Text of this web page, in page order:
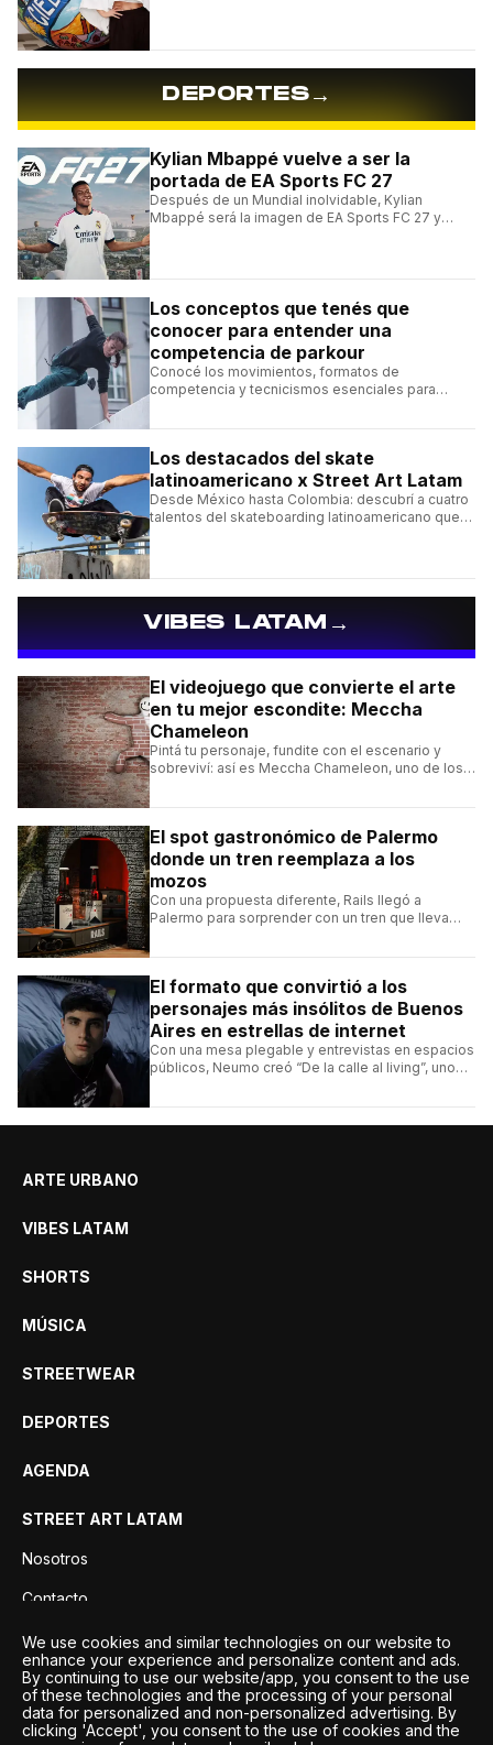
DEPORTES→
Kylian Mbappé vuelve a ser la
portada de EA Sports FC 27
Después de un Mundial inolvidable, Kylian
Mbappé será la imagen de EA Sports FC 27 y
Los conceptos que tenés que
conocer para entender una
competencia de parkour
Conocé los movimientos, formatos de
competencia y tecnicismos esenciales para
Los destacados del skate
latinoamericano x Street Art Latam
Desde México hasta Colombia: descubrí a cuatro
talentos del skateboarding latinoamericano que
VIBES LATAM→
El videojuego que convierte el arte
en tu mejor escondite: Meccha
Chameleon
Pintá tu personaje, fundite con el escenario y
sobreviví: así es Meccha Chameleon, uno de los
El spot gastronómico de Palermo
donde un tren reemplaza a los
mozos
Con una propuesta diferente, Rails llegó a
Palermo para sorprender con un tren que lleva
El formato que convirtió a los
personajes más insólitos de Buenos
Aires en estrellas de internet
Con una mesa plegable y entrevistas en espacios
públicos, Neumo creó “De la calle al living”, uno
ARTE URBANO
VIBES LATAM
SHORTS
MÚSICA
STREETWEAR
DEPORTES
AGENDA
STREET ART LATAM
Nosotros
Contacto
Privacidad
We use cookies and similar technologies on our website to
enhance your experience and personalize content and ads.
By continuing to use our website/app, you consent to the use
of these technologies and the processing of your personal
data for personalized and non-personalized advertising. By
clicking 'Accept', you consent to the use of cookies and the